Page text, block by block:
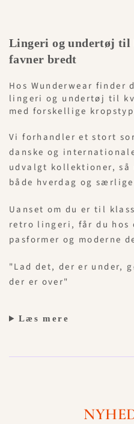
Lingeri og undertøj til
favner bredt
Hos Wunderwear
lingeri og undertøj til
med forskellige
Vi forhandler et stort
danske og
udvalgt kollektioner,
både hverdag og
Uanset om du er til
retro lingeri, får du hos
pasformer og moderne
"Lad det, der er under,
der er over"
Læs mere